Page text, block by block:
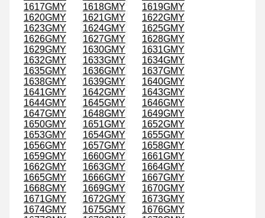
1617GMY
1618GMY
1619GMY
1620GMY
1621GMY
1622GMY
1623GMY
1624GMY
1625GMY
1626GMY
1627GMY
1628GMY
1629GMY
1630GMY
1631GMY
1632GMY
1633GMY
1634GMY
1635GMY
1636GMY
1637GMY
1638GMY
1639GMY
1640GMY
1641GMY
1642GMY
1643GMY
1644GMY
1645GMY
1646GMY
1647GMY
1648GMY
1649GMY
1650GMY
1651GMY
1652GMY
1653GMY
1654GMY
1655GMY
1656GMY
1657GMY
1658GMY
1659GMY
1660GMY
1661GMY
1662GMY
1663GMY
1664GMY
1665GMY
1666GMY
1667GMY
1668GMY
1669GMY
1670GMY
1671GMY
1672GMY
1673GMY
1674GMY
1675GMY
1676GMY